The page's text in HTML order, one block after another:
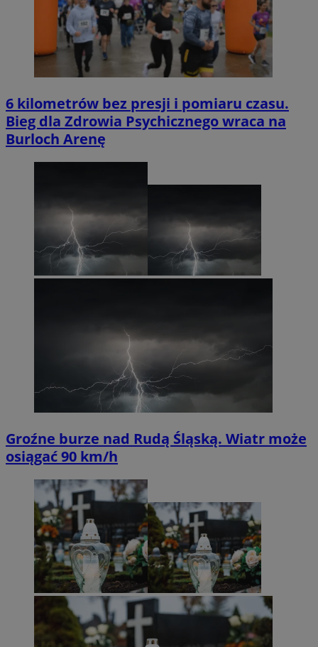
6 kilometrów bez presji i pomiaru czasu.
Bieg dla Zdrowia Psychicznego wraca na
Burloch Arenę
Groźne burze nad Rudą Śląską. Wiatr może
osiągać 90 km/h